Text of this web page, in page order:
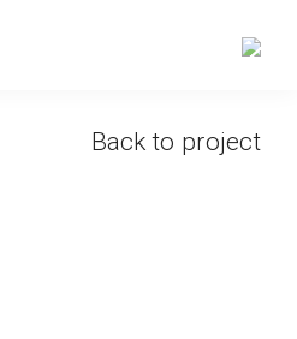
Back to project